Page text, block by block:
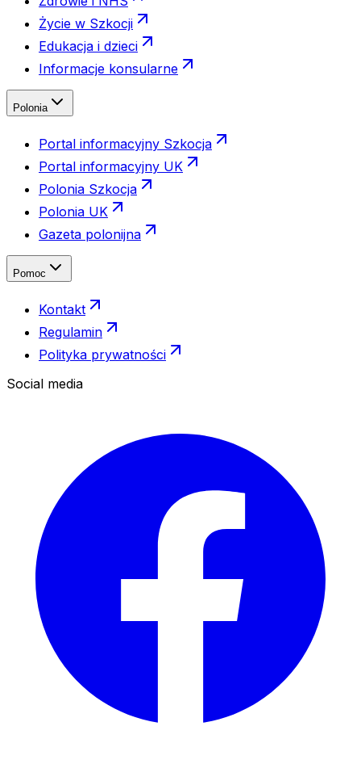
Życie w Szkocji
Edukacja i dzieci
Informacje konsularne
Polonia
Portal informacyjny Szkocja
Portal informacyjny UK
Polonia Szkocja
Polonia UK
Gazeta polonijna
Pomoc
Kontakt
Regulamin
Polityka prywatności
Social media